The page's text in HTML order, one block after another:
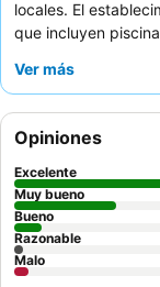
locales. El
que incluyen
elogian
hotel. Para una
considere una
espectaculares
Ver más
Opiniones
Excelente
Muy bueno
Bueno
Razonable
Malo